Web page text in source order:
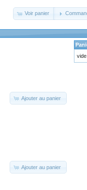
Voir panier
Ajouter au panier
Ajouter au panier
vide